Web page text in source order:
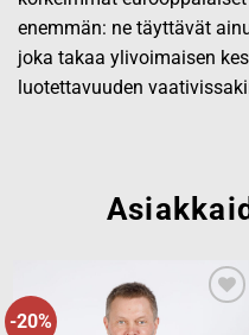
enemmän: ne täyttävät
joka takaa ylivoimaisen
luotettavuuden
-20%